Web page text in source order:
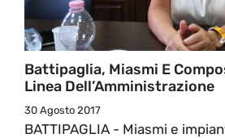
Battipaglia, Miasmi E
Linea Dell’Amministrazione
30 Agosto 2017
BATTIPAGLIA - Miasmi e